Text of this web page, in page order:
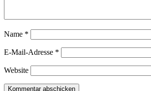
Name *
E-Mail-Adresse *
Website